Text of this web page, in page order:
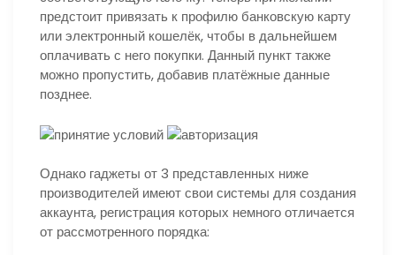
предстоит привязать к профилю банковскую карту
или электронный кошелёк, чтобы в дальнейшем
оплачивать с него покупки. Данный пункт также
можно пропустить, добавив платёжные данные
позднее.
Однако гаджеты от 3 представленных ниже
производителей имеют свои системы для создания
аккаунта, регистрация которых немного отличается
от рассмотренного порядка: